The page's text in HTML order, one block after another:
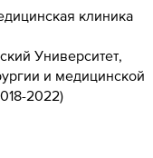
клиника
Университет,
и медицинской
2022)